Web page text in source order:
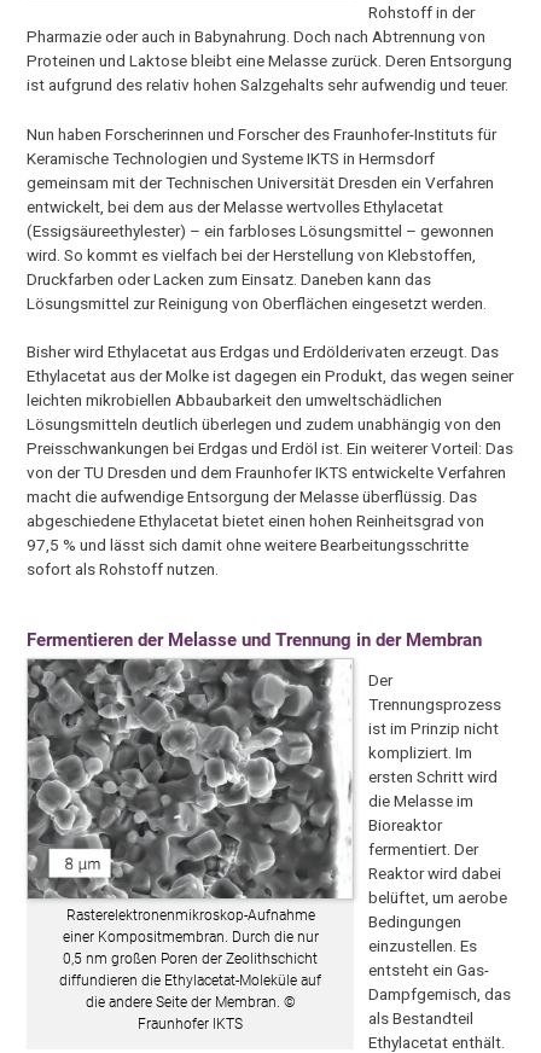
Rohstoff in der
Pharmazie oder auch in Babynahrung. Doch nach Abtrennung von
Proteinen und Laktose bleibt eine Melasse zurück. Deren Entsorgung
ist aufgrund des relativ hohen Salzgehalts sehr aufwendig und teuer.
Nun haben Forscherinnen und Forscher des Fraunhofer-Instituts für
Keramische Technologien und Systeme IKTS in Hermsdorf
gemeinsam mit der Technischen Universität Dresden ein Verfahren
entwickelt, bei dem aus der Melasse wertvolles Ethylacetat
(Essigsäureethylester) – ein farbloses Lösungsmittel – gewonnen
wird. So kommt es vielfach bei der Herstellung von Klebstoffen,
Druckfarben oder Lacken zum Einsatz. Daneben kann das
Lösungsmittel zur Reinigung von Oberflächen eingesetzt werden.
Bisher wird Ethylacetat aus Erdgas und Erdölderivaten erzeugt. Das
Ethylacetat aus der Molke ist dagegen ein Produkt, das wegen seiner
leichten mikrobiellen Abbaubarkeit den umweltschädlichen
Lösungsmitteln deutlich überlegen und zudem unabhängig von den
Preisschwankungen bei Erdgas und Erdöl ist. Ein weiterer Vorteil: Das
von der TU Dresden und dem Fraunhofer IKTS entwickelte Verfahren
macht die aufwendige Entsorgung der Melasse überflüssig. Das
abgeschiedene Ethylacetat bietet einen hohen Reinheitsgrad von
97,5 % und lässt sich damit ohne weitere Bearbeitungsschritte
sofort als Rohstoff nutzen.
Fermentieren der Melasse und Trennung in der Membran
Rasterelektronenmikroskop-Aufnahme
einer Kompositmembran. Durch die nur
0,5 nm großen Poren der Zeolithschicht
diffundieren die Ethylacetat-Moleküle auf
die andere Seite der Membran. ©
Fraunhofer IKTS
Der
Trennungsprozess
ist im Prinzip nicht
kompliziert. Im
ersten Schritt wird
die Melasse im
Bioreaktor
fermentiert. Der
Reaktor wird dabei
belüftet, um aerobe
Bedingungen
einzustellen. Es
entsteht ein Gas-
Dampfgemisch, das
als Bestandteil
Ethylacetat enthält.